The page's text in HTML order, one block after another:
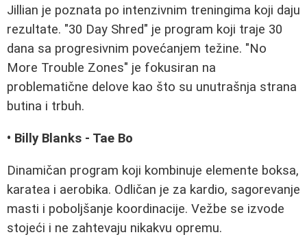
Jillian je poznata po intenzivnim treningima koji daju
rezultate. "30 Day Shred" je program koji traje 30
dana sa progresivnim povećanjem težine. "No
More Trouble Zones" je fokusiran na
problematične delove kao što su unutrašnja strana
butina i trbuh.
• Billy Blanks - Tae Bo
Dinamičan program koji kombinuje elemente boksa,
karatea i aerobika. Odličan je za kardio, sagorevanje
masti i poboljšanje koordinacije. Vežbe se izvode
stojeći i ne zahtevaju nikakvu opremu.